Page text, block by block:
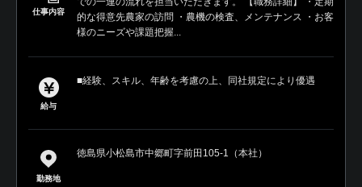
仕事内容
的な得意先農家の訪問 ・農機の検査、メンテナンス ・お客
様のニーズや課題把握...
給与
■経験、スキル、年齢を考慮の上、同社規定により優遇
勤務地
徳島県小松島市中郷町字前田105-1（本社）